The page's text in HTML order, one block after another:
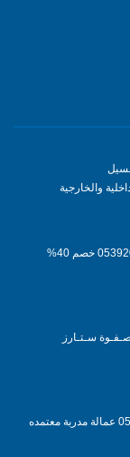
10 ريال غسيل
شركة مكافحة الحشرات بالرياض 0539205789 خصم 40%
سـتـارز
افضل شركة تنظيف بالرياض 0539205789 عمالة مدربة معتمده